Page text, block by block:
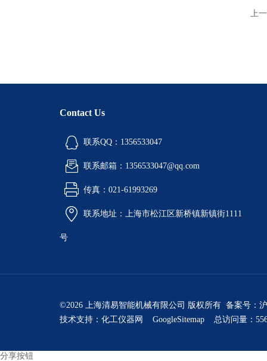
上
Contact Us
联系QQ：1356533047
联系邮箱：1356533047@qq.com
传真：021-61993269
联系地址：上海市松江区新桥镇新镇街1111
号
©2026 上海清易智能机械有限公司 版权所有 备案号：
技术支持： 化工仪器网 GoogleSitemap 总访问量：
分享按钮